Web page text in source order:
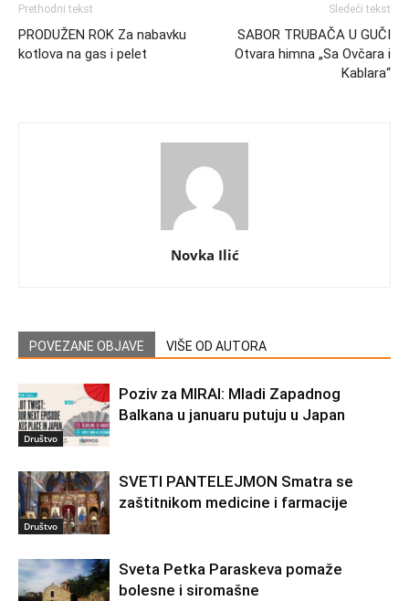
Prethodni tekst
PRODUŽEN ROK Za nabavku
kotlova na gas i pelet
Sledeći tekst
SABOR TRUBAČA U GUČI
Otvara himna „Sa Ovčara i
Kablara“
Novka Ilić
POVEZANE OBJAVE VIŠE OD AUTORA
Društvo
Poziv za MIRAI: Mladi Zapadnog
Balkana u januaru putuju u Japan
Društvo
SVETI PANTELEJMON Smatra se
zaštitnikom medicine i farmacije
Sveta Petka Paraskeva pomaže
bolesne i siromašne